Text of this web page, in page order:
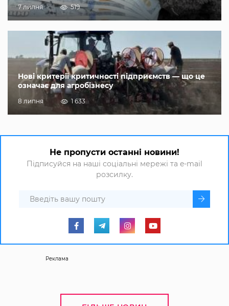
7 липня 519
Нові критерії критичності підприємств — що це
означає для агробізнесу
8 липня 1 633
Не пропусти останні новини!
Підписуйся на наші соціальні мережі та e-mail
розсилку.
Реклама